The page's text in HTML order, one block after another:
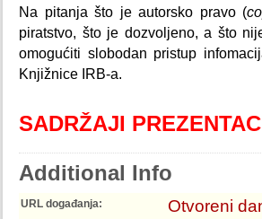
Na pitanja što je autorsko pravo (
piratstvo, što je dozvoljeno, a što
omogućiti slobodan pristup
Knjižnice IRB-a.
SADRŽAJI
Additional Info
URL događanja: Otvoreni